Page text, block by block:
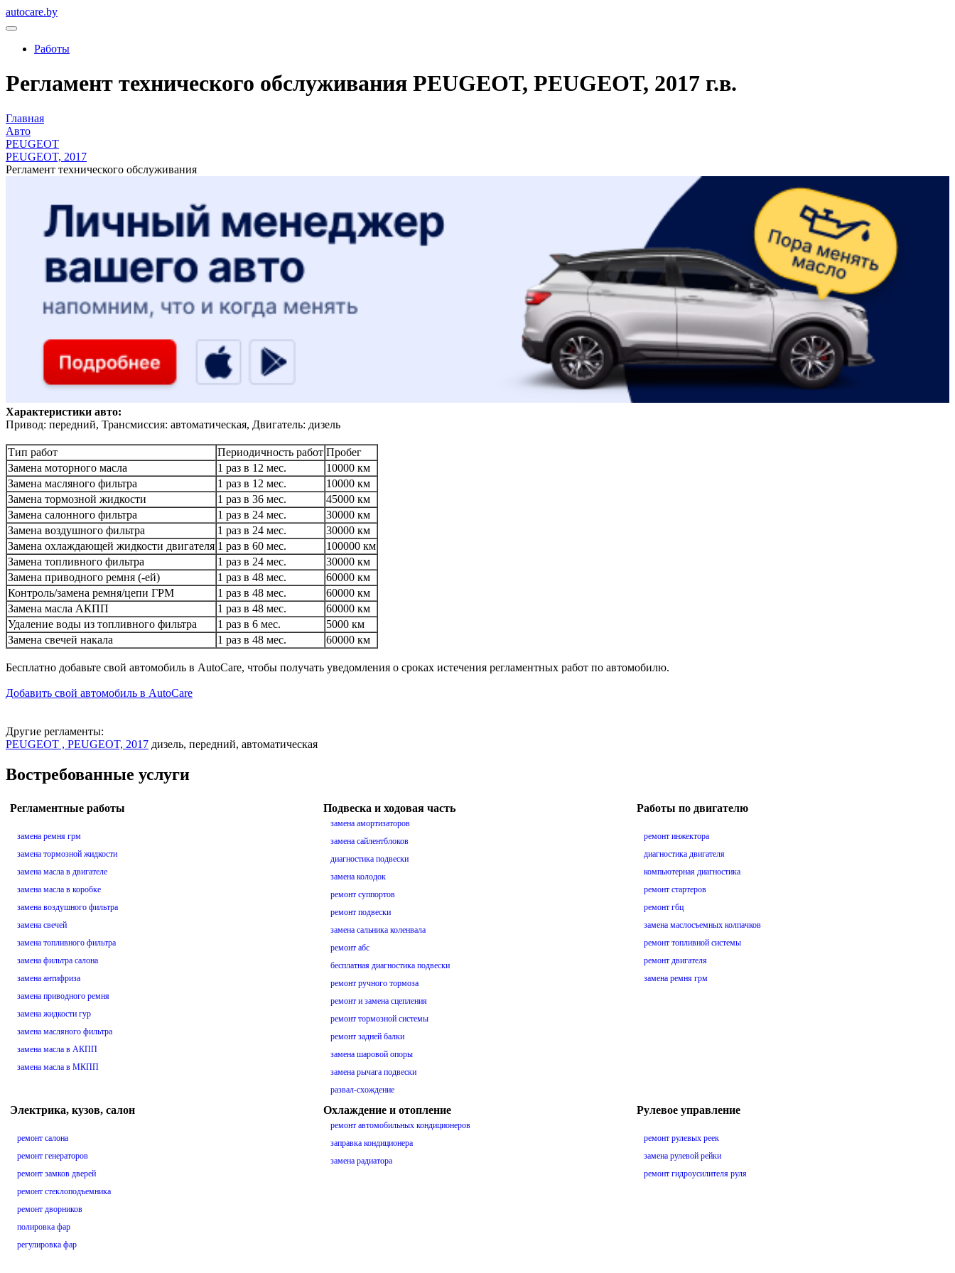
autocare.by
Работы
Регламент технического обслуживания PEUGEOT, PEUGEOT, 2017 г.в.
Главная
Авто
PEUGEOT
PEUGEOT, 2017
Регламент технического обслуживания
Характеристики авто:
Привод: передний, Трансмиссия: автоматическая, Двигатель: дизель
Тип работ Периодичность работ Пробег
Замена моторного масла
1 раз в 12 мес.
10000 км
Замена масляного фильтра
1 раз в 12 мес.
10000 км
Замена тормозной жидкости
1 раз в 36 мес.
45000 км
Замена салонного фильтра
1 раз в 24 мес.
30000 км
Замена воздушного фильтра
1 раз в 24 мес.
30000 км
Замена охлаждающей жидкости двигателя 1 раз в 60 мес.
100000 км
Замена топливного фильтра
1 раз в 24 мес.
30000 км
Замена приводного ремня (-ей)
1 раз в 48 мес.
60000 км
Контроль/замена ремня/цепи ГРМ
1 раз в 48 мес.
60000 км
Замена масла АКПП
1 раз в 48 мес.
60000 км
Удаление воды из топливного фильтра
1 раз в 6 мес.
5000 км
Замена свечей накала
1 раз в 48 мес. 60000 км
Бесплатно добавьте свой автомобиль в AutoCare, чтобы получать уведомления о сроках истечения регламентных работ по автомобилю.
Добавить свой автомобиль в AutoCare
Другие регламенты:
PEUGEOT , PEUGEOT, 2017 дизель, передний, автоматическая
Востребованные услуги
Регламентные работы
замена ремня грм
замена тормозной жидкости
замена масла в двигателе
замена масла в коробке
замена воздушного фильтра
замена свечей
замена топливного фильтра
замена фильтра салона
замена антифриза
замена приводного ремня
замена жидкости гур
замена масляного фильтра
замена масла в АКПП
замена масла в МКПП
Подвеска и ходовая часть
замена амортизаторов
замена сайлентблоков
диагностика подвески
замена колодок
ремонт суппортов
ремонт подвески
замена сальника коленвала
ремонт абс
бесплатная диагностика подвески
ремонт ручного тормоза
ремонт и замена сцепления
ремонт тормозной системы
ремонт задней балки
замена шаровой опоры
замена рычага подвески
развал-схождение
Работы по двигателю
ремонт инжектора
диагностика двигателя
компьютерная диагностика
ремонт стартеров
ремонт гбц
замена маслосъемных колпачков
ремонт топливной системы
ремонт двигателя
замена ремня грм
Электрика, кузов, салон
ремонт салона
ремонт генераторов
ремонт замков дверей
ремонт стеклоподъемника
ремонт дворников
полировка фар
регулировка фар
Охлаждение и отопление
ремонт автомобильных кондиционеров
заправка кондиционера
замена радиатора
Рулевое управление
ремонт рулевых реек
замена рулевой рейки
ремонт гидроусилителя руля